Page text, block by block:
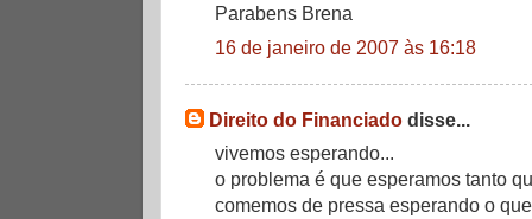
Parabens Brena
16 de janeiro de 2007 às 16:18
Direito do Financiado disse...
vivemos esperando...
o problema é que esperamos tanto
comemos de pressa esperando o